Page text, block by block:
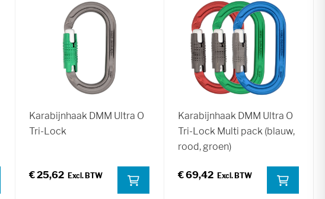
Karabijnhaak DMM Ultra O
Tri-Lock
€ 25,62
Karabijnhaak DMM Ultra O
Tri-Lock Multi pack (blauw,
rood, groen)
€ 69,42